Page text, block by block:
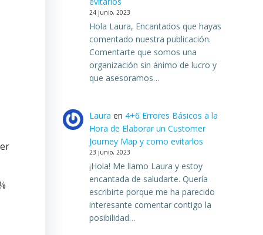
24 junio, 2023
Hola Laura, Encantados que hayas
comentado nuestra publicación.
Comentarte que somos una
organización sin ánimo de lucro y
que asesoramos…
Laura en 4+6 Errores Básicos a la
Hora de Elaborar un Customer
Journey Map y como evitarlos
23 junio, 2023
¡Hola! Me llamo Laura y estoy
encantada de saludarte. Quería
escribirte porque me ha parecido
interesante comentar contigo la
posibilidad…